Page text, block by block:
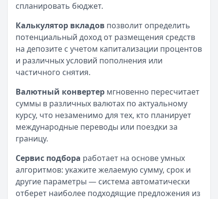
спланировать бюджет.
Калькулятор вкладов позволит определить
потенциальный доход от размещения средств
на депозите с учетом капитализации процентов
и различных условий пополнения или
частичного снятия.
Валютный конвертер мгновенно пересчитает
суммы в различных валютах по актуальному
курсу, что незаменимо для тех, кто планирует
международные переводы или поездки за
границу.
Сервис подбора работает на основе умных
алгоритмов: укажите желаемую сумму, срок и
другие параметры — система автоматически
отберет наиболее подходящие предложения из